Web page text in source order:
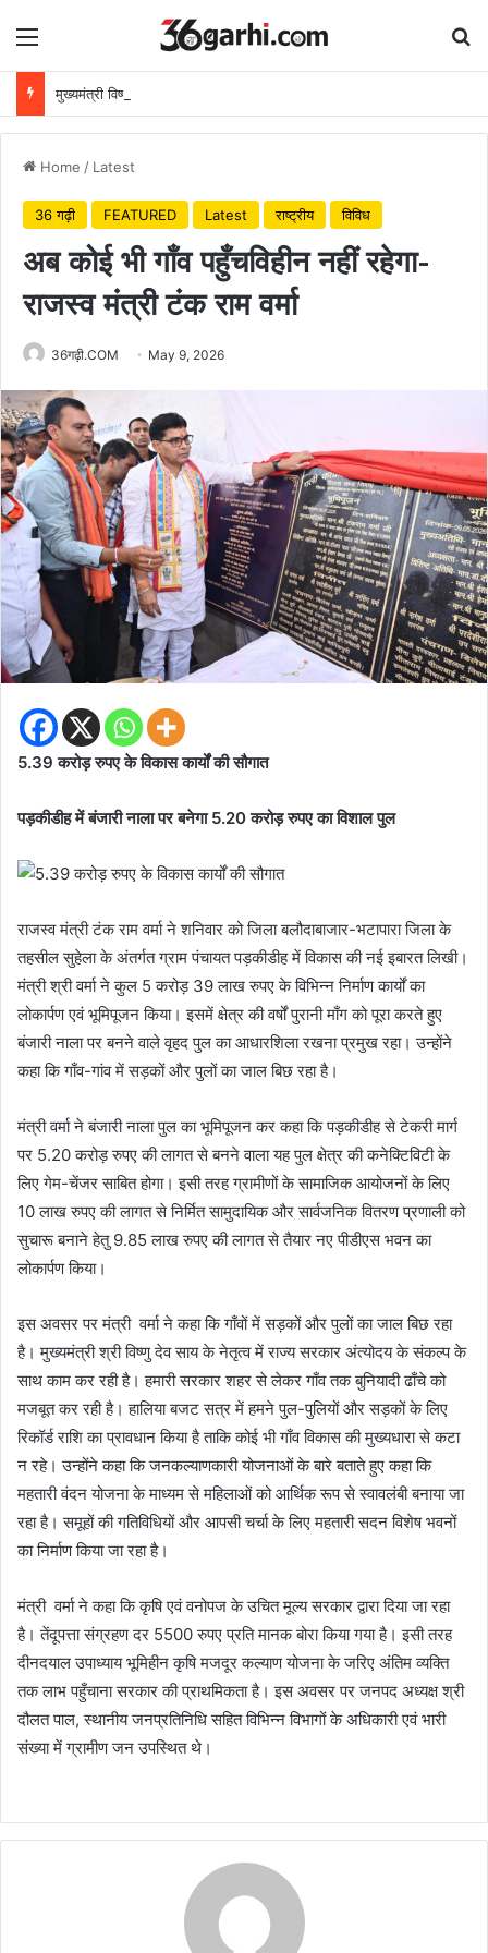
Menu
Home / Latest
36 गढ़ी FEATURED Latest राष्ट्रीय विविध
अब कोई भी गाँव पहुँचविहीन नहीं रहेगा-
राजस्व मंत्री टंक राम वर्मा
36गढ़ी.COM May 9, 2026
5.39 करोड़ रुपए के विकास कार्यों की सौगात
पड़कीडीह में बंजारी नाला पर बनेगा 5.20 करोड़ रुपए का विशाल पुल
राजस्व मंत्री टंक राम वर्मा ने शनिवार को जिला बलौदाबाजार-भटापारा जिला के
तहसील सुहेला के अंतर्गत ग्राम पंचायत पड़कीडीह में विकास की नई इबारत लिखी।
मंत्री श्री वर्मा ने कुल 5 करोड़ 39 लाख रुपए के विभिन्न निर्माण कार्यों का
लोकार्पण एवं भूमिपूजन किया। इसमें क्षेत्र की वर्षों पुरानी माँग को पूरा करते हुए
बंजारी नाला पर बनने वाले वृहद पुल का आधारशिला रखना प्रमुख रहा। उन्होंने
कहा कि गाँव-गांव में सड़कों और पुलों का जाल बिछ रहा है।
मंत्री वर्मा ने बंजारी नाला पुल का भूमिपूजन कर कहा कि पड़कीडीह से टेकरी मार्ग
पर 5.20 करोड़ रुपए की लागत से बनने वाला यह पुल क्षेत्र की कनेक्टिविटी के
लिए गेम-चेंजर साबित होगा। इसी तरह ग्रामीणों के सामाजिक आयोजनों के लिए
10 लाख रुपए की लागत से निर्मित सामुदायिक और सार्वजनिक वितरण प्रणाली को
सुचारू बनाने हेतु 9.85 लाख रुपए की लागत से तैयार नए पीडीएस भवन का
लोकार्पण किया।
इस अवसर पर मंत्री वर्मा ने कहा कि गाँवों में सड़कों और पुलों का जाल बिछ रहा
है। मुख्यमंत्री श्री विष्णु देव साय के नेतृत्व में राज्य सरकार अंत्योदय के संकल्प के
साथ काम कर रही है। हमारी सरकार शहर से लेकर गाँव तक बुनियादी ढाँचे को
मजबूत कर रही है। हालिया बजट सत्र में हमने पुल-पुलियों और सड़कों के लिए
रिकॉर्ड राशि का प्रावधान किया है ताकि कोई भी गाँव विकास की मुख्यधारा से कटा
न रहे। उन्होंने कहा कि जनकल्याणकारी योजनाओं के बारे बताते हुए कहा कि
महतारी वंदन योजना के माध्यम से महिलाओं को आर्थिक रूप से स्वावलंबी बनाया जा
रहा है। समूहों की गतिविधियों और आपसी चर्चा के लिए महतारी सदन विशेष भवनों
का निर्माण किया जा रहा है।
मंत्री वर्मा ने कहा कि कृषि एवं वनोपज के उचित मूल्य सरकार द्वारा दिया जा रहा
है। तेंदूपत्ता संग्रहण दर 5500 रुपए प्रति मानक बोरा किया गया है। इसी तरह
दीनदयाल उपाध्याय भूमिहीन कृषि मजदूर कल्याण योजना के जरिए अंतिम व्यक्ति
तक लाभ पहुँचाना सरकार की प्राथमिकता है। इस अवसर पर जनपद अध्यक्ष श्री
दौलत पाल, स्थानीय जनप्रतिनिधि सहित विभिन्न विभागों के अधिकारी एवं भारी
संख्या में ग्रामीण जन उपस्थित थे।